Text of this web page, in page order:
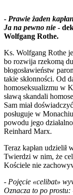
- Prawie żaden
Ja na pewno nie -
Wolfgang Rothe.
Ks. Wolfgang Rothe
bo rozwija rzekomą
błogosławieństw
takie skłonności. Od
homoseksualizmu w
sławą skandali
Sam miał
posługuje w
powodu jego
Reinhard Marx.
Teraz kapłan
Twierdzi w nim, że
Kościele nie
- Pojęcie «celibat»
Oznacza to po prostu: